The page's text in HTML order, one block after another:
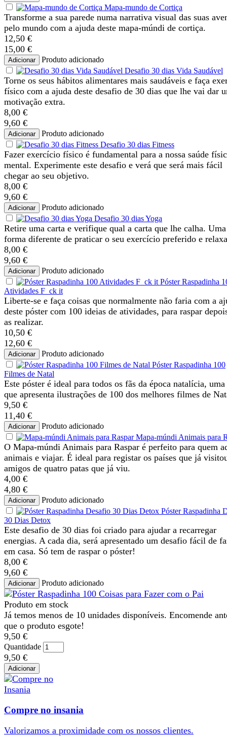
Mapa-mundo de Cortiça
Transforme a sua parede numa narrativa visual das suas
pelo mundo com a ajuda deste mapa-múndi de cortiça.
12,50 €
15,00 €
Adicionar
Produto adicionado
Desafio 30 dias Vida Saudável
Torne os seus hábitos alimentares mais saudáveis e faça
físico com a ajuda deste desafio de 30 dias que lhe vai dar
motivação extra.
8,00 €
9,60 €
Adicionar
Produto adicionado
Desafio 30 dias Fitness
Fazer exercício físico é fundamental para a nossa saúde
mental. Experimente este desafio e verá que será mais fácil
chegar ao seu objetivo.
8,00 €
9,60 €
Adicionar
Produto adicionado
Desafio 30 dias Yoga
Retire uma carta e verifique qual a carta que lhe calha. Uma
forma diferente de praticar o seu exercício preferido e
8,00 €
9,60 €
Adicionar
Produto adicionado
Póster Raspadinha
Atividades F_ck it
Liberte-se e faça coisas que normalmente não faria com a
deste póster com 100 ideias de atividades, para raspar
as realizar.
10,50 €
12,60 €
Adicionar
Produto adicionado
Póster Raspadinha 100
Filmes de Natal
Este póster é ideal para todos os fãs da época natalícia,
que apresenta ilustrações de 100 dos melhores filmes de
9,50 €
11,40 €
Adicionar
Produto adicionado
Mapa-múndi Animais para
O Mapa-múndi Animais para Raspar é perfeito para quem
animais e viajar. É ideal para registar os países que já
amigos de quatro patas que já viu.
4,00 €
4,80 €
Adicionar
Produto adicionado
Póster Raspadinha
30 Dias Detox
Este desafio de 30 dias foi criado para ajudar a recarregar
energias. A cada dia, será apresentado um desafio fácil de
em casa. Só tem de raspar o póster!
8,00 €
9,60 €
Adicionar Produto adicionado
Produto em stock
Já temos menos de 10 unidades disponíveis. Encomende
que o produto esgote!
9,50 €
Quantidade
9,50 €
Adicionar
Compre no insania
Valorizamos a proximidade com os nossos clientes.